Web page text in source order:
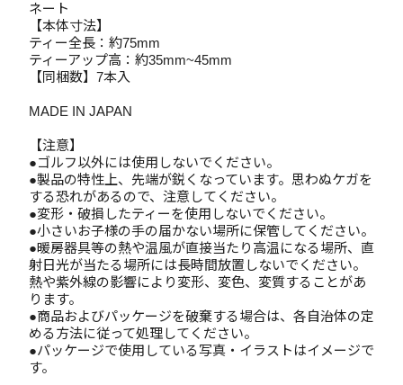
ネート
【本体寸法】
ティー全長：約75mm
ティーアップ高：約35mm~45mm
【同梱数】7本入
MADE IN JAPAN
【注意】
●ゴルフ以外には使用しないでください。
●製品の特性上、先端が鋭くなっています。思わぬケガを
する恐れがあるので、注意してください。
●変形・破損したティーを使用しないでください。
●小さいお子様の手の届かない場所に保管してください。
●暖房器具等の熱や温風が直接当たり高温になる場所、直
射日光が当たる場所には長時間放置しないでください。
熱や紫外線の影響により変形、変色、変質することがあ
ります。
●商品およびパッケージを破棄する場合は、各自治体の定
める方法に従って処理してください。
●パッケージで使用している写真・イラストはイメージで
す。